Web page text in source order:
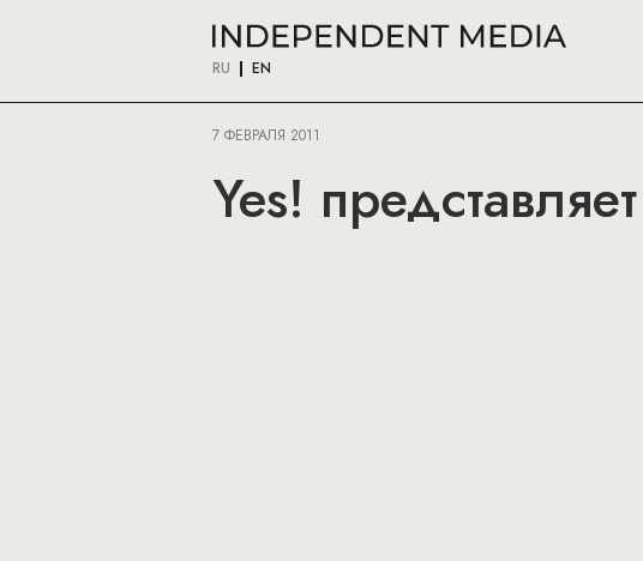
RU EN
7 ФЕВРАЛЯ 2011
Yes!